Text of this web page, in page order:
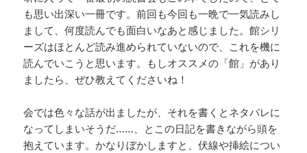
も思い出深い一冊です。前回も今回も一晩で一気読みし
まして、何度読んでも面白いなあと感じました。館シリ
ーズはほとんど読み進められていないので、これを機に
読んでいこうと思います。もしオススメの「館」があり
ましたら、ぜひ教えてくださいね！
会では色々な話が出ましたが、それを書くとネタバレに
なってしまいそうだ……、とこの日記を書きながら頭を
抱えています。かなりぼかしますと、伏線や挿絵につい